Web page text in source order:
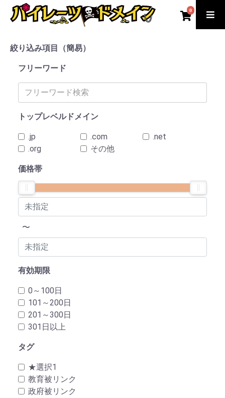
0
絞り込み項目（簡易）
フリーワード
トップレベルドメイン
.jp .com
.net
.org
その他
価格帯
〜
有効期限
0～100日
101～200日
201～300日
301日以上
タグ
★選択1
教育被リンク
政府被リンク